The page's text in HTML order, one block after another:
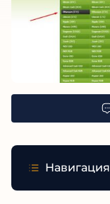
Навигация